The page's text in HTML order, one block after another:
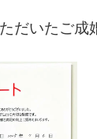
だいたご